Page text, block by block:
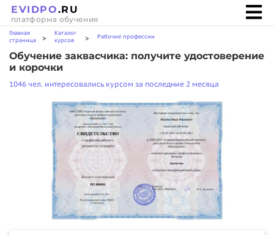
EVIDPO.RU
платформа обучения
Главная
страница
>
Каталог
курсов
> Рабочие профессии
Обучение заквасчика: получите удостоверение
и корочки
1046 чел. интересовались курсом за последние 2 месяца